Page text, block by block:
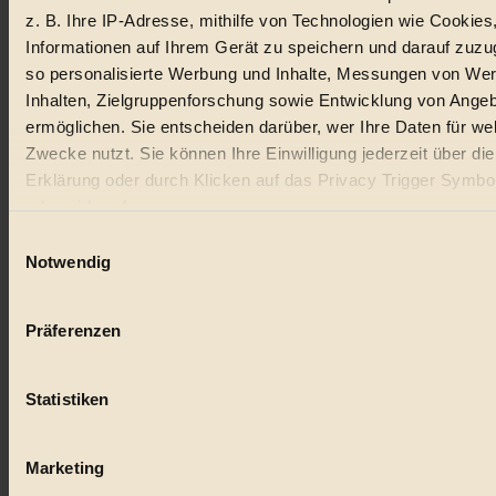
z. B. Ihre IP-Adresse, mithilfe von Technologien wie
Informationen auf Ihrem Gerät zu speichern und darauf
so personalisierte Werbung und Inhalte, Messungen von
Inhalten, Zielgruppenforschung sowie Entwicklung von
ermöglichen. Sie entscheiden darüber, wer Ihre Daten für
Zwecke nutzt. Sie können Ihre Einwilligung jederzeit über
Erklärung oder durch Klicken auf das Privacy Trigger
oder widerrufen
Wenn Sie es erlauben, würden wir auch gerne:
Ihr Gerät durch aktives Scannen nach bestimmten
Erfahren Sie mehr darüber, wie Ihre persönlichen Daten
Notwendig
Präferenzen
Statistiken
Marketing
Natur
kinderbuch
nachhaltig